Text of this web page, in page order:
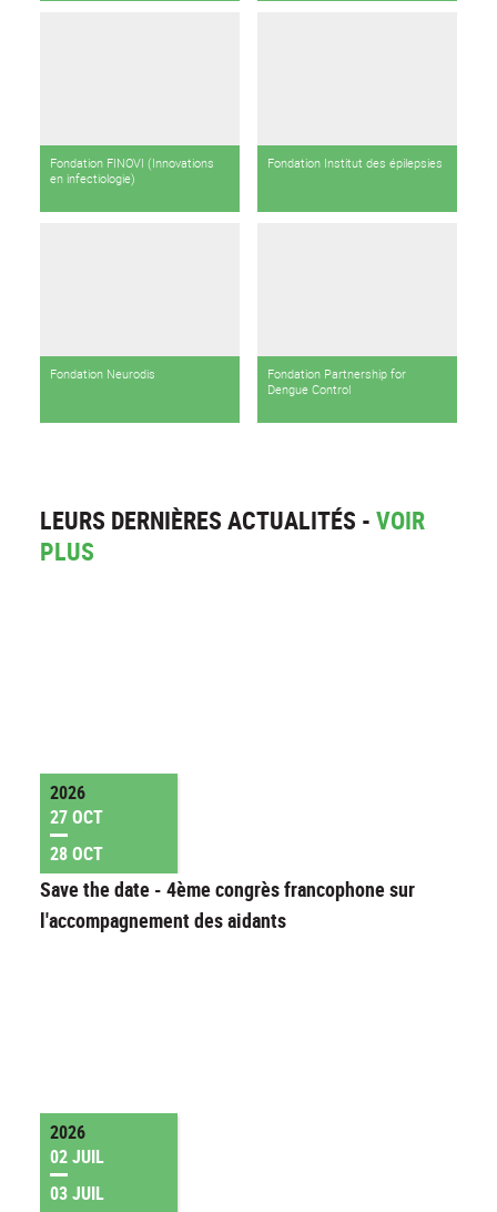
Fondation FINOVI (Innovations
en infectiologie)
Fondation Institut des épilepsies
Fondation Neurodis
Fondation Partnership for
Dengue Control
LEURS DERNIÈRES ACTUALITÉS - VOIR
PLUS
2026
27 OCT
28 OCT
Save the date - 4ème congrès francophone sur
l'accompagnement des aidants
2026
02 JUIL
03 JUIL